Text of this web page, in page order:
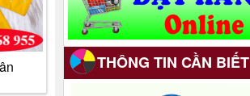
THÔNG TIN CẦN BIẾT